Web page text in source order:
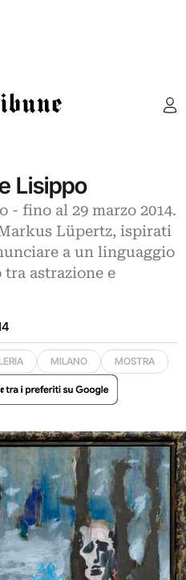
Lisippo
- fino al 29 marzo 2014.
Lüpertz, ispirati
a un linguaggio
astrazione e
MILANO MOSTRA